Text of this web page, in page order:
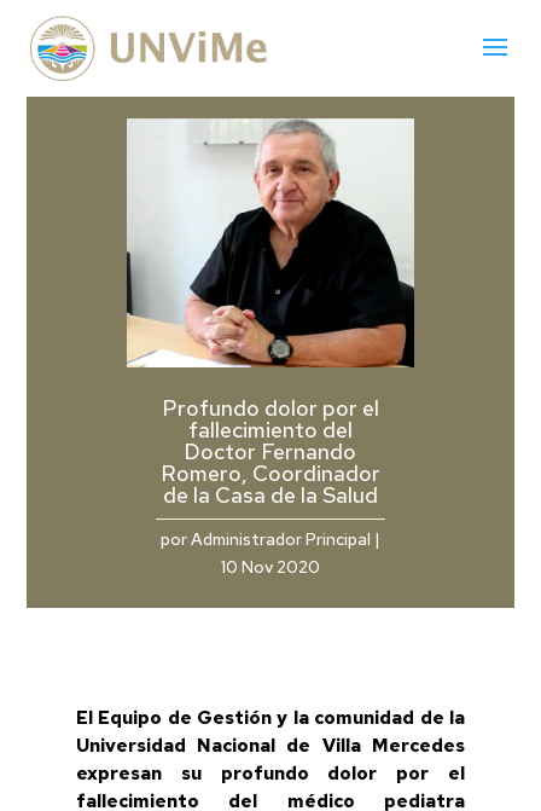
Profundo dolor por el
fallecimiento del
Doctor Fernando
Romero, Coordinador
de la Casa de la Salud
porAdministrador Principal |
10 Nov 2020
El Equipo de Gestión y la comunidad de la
Universidad Nacional de Villa Mercedes
expresan su profundo dolor por el
fallecimiento del médico pediatra